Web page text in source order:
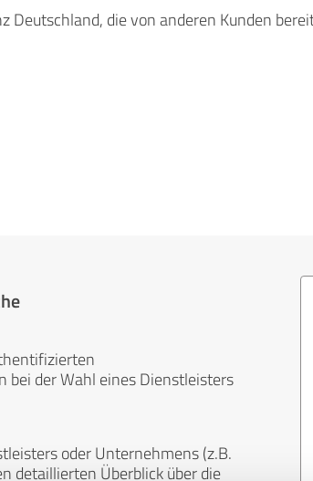
Deutschland, die von anderen Kunden
bei der Wahl eines Dienstleisters
oder Unternehmens (z.B.
detaillierten Überblick über die